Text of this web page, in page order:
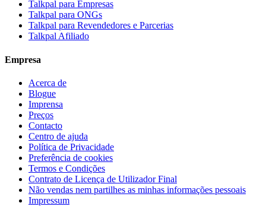
Talkpal para Empresas
Talkpal para ONGs
Talkpal para Revendedores e Parcerias
Talkpal Afiliado
Empresa
Acerca de
Blogue
Imprensa
Preços
Contacto
Centro de ajuda
Política de Privacidade
Preferência de cookies
Termos e Condições
Contrato de Licença de Utilizador Final
Não vendas nem partilhes as minhas informações pessoais
Impressum